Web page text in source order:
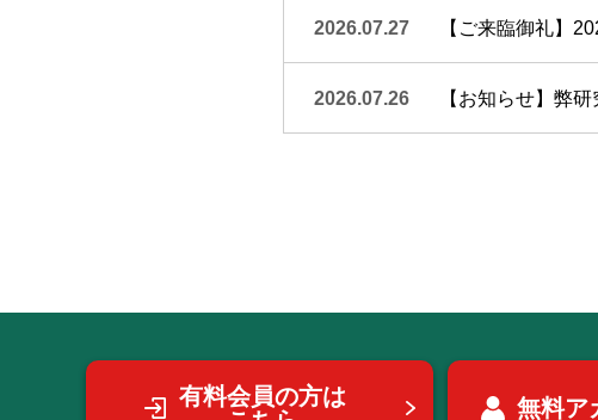
2026.07.27 【ご来臨御礼】
2026.07.26 【お知らせ】弊
有料会員の方は
無料ア